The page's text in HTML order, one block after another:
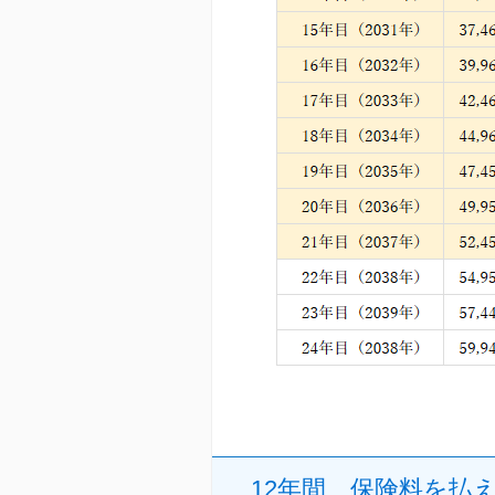
12年間、保険料を払